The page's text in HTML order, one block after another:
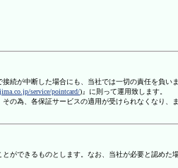
続が中断した場合にも、当社では一切の責任を負いま
service/pointcard/)』に則って運用致します。
為、各保証サービスの適用が受けられなくなり
できるものとします。なお、当社が必要と認め